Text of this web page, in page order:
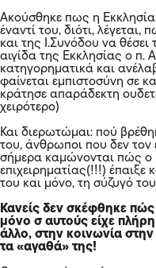
Ακούσθηκε πως η
έναντί του, διότι,
και της Ι.Συνόδου να
αιγίδα της Εκκλησίας ο π.
κατηγορηματικά και
φαίνεται εμπιστοσύνη σε
κράτησε απαράδεκτη
χειρότερο)
Και διερωτώμαι: πού
του, άνθρωποι που δεν τον
σήμερα καμώνονται πώς ο
επιχειρηματίας(!!!) έπαιξε
του και μόνο, τη σύζυγό
Κανείς δεν σκέφθηκε
μόνο σ αυτούς είχε
άλλο, στην κοινωνία
τα «αγαθά» της!